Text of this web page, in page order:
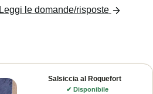
Leggi le domande/risposte
Salsiccia al Roquefort
✔ Disponibile